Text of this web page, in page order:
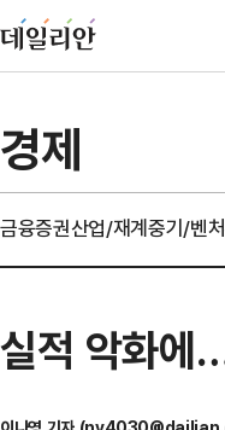
경제
금융증권산업/재계중기/벤처
실적 악화에